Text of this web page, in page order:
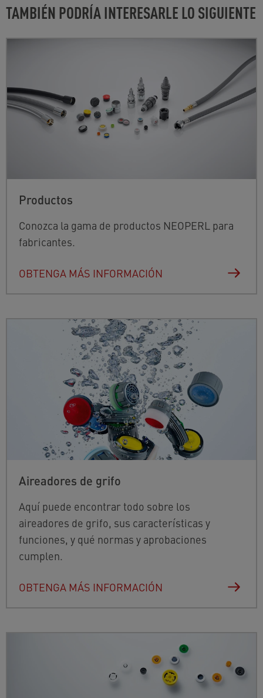
TAMBIÉN PODRÍA INTERESARLE LO SIGUIENTE
Productos
Conozca la gama de productos NEOPERL para
fabricantes.
OBTENGA MÁS INFORMACIÓN
Aireadores de grifo
Aquí puede encontrar todo sobre los
aireadores de grifo, sus características y
funciones, y qué normas y aprobaciones
cumplen.
OBTENGA MÁS INFORMACIÓN